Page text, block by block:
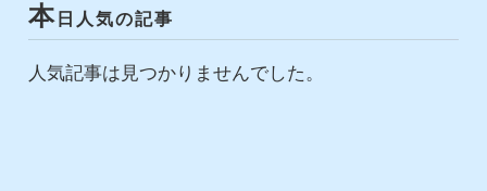
本 日人気の記事
人気記事は見つかりませんでした。